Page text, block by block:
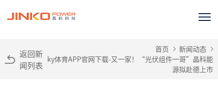
返回新
闻列表
首页
新闻动态
ky体育APP官网下载-又一家！“光伏组件一哥”晶科能
源拟赴德上市